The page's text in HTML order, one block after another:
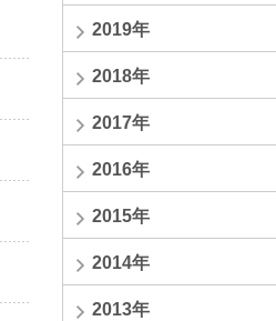
2019年
2018年
2017年
2016年
2015年
2014年
2013年